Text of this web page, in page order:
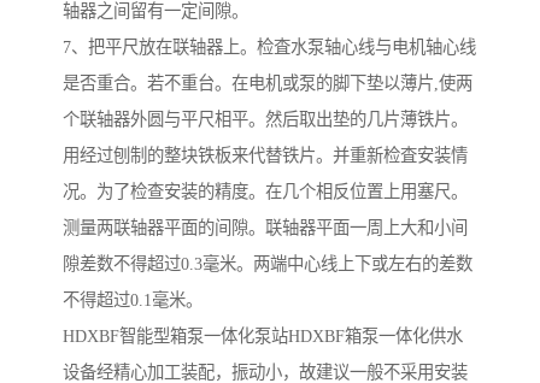
轴器之间留有一定间隙。
7、把平尺放在联轴器上。检査水泵轴心线与电机轴心线
是否重合。若不重台。在电机或泵的脚下垫以薄片,使两
个联轴器外圆与平尺相平。然后取出垫的几片薄铁片。
用经过刨制的整块铁板来代替铁片。并重新检査安装情
况。为了检查安装的精度。在几个相反位置上用塞尺。
测量两联轴器平面的间隙。联轴器平面一周上大和小间
隙差数不得超过0.3毫米。两端中心线上下或左右的差数
不得超过0.1毫米。
HDXBF智能型箱泵一体化泵站HDXBF箱泵一体化供水
设备经精心加工装配，振动小，故建议一般不采用安装